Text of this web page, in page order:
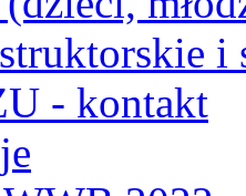
i
- kontakt